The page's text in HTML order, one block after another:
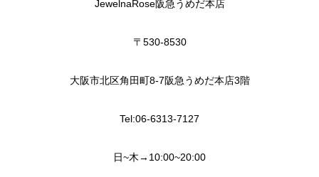
JewelnaRose阪急うめだ本店
〒530-8530
大阪市北区角田町8-7阪急うめだ本店3階
Tel:06-6313-7127
日~木→10:00~20:00